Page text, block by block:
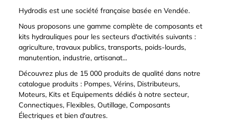
Hydrodis est une société française basée en Vendée.
Nous proposons une gamme complète de composants et
kits hydrauliques pour les secteurs d'activités suivants :
agriculture, travaux publics, transports, poids-lourds,
manutention, industrie, artisanat...
Découvrez plus de 15 000 produits de qualité dans notre
catalogue produits : Pompes, Vérins, Distributeurs,
Moteurs, Kits et Equipements dédiés à notre secteur,
Connectiques, Flexibles, Outillage, Composants
Électriques et bien d'autres.